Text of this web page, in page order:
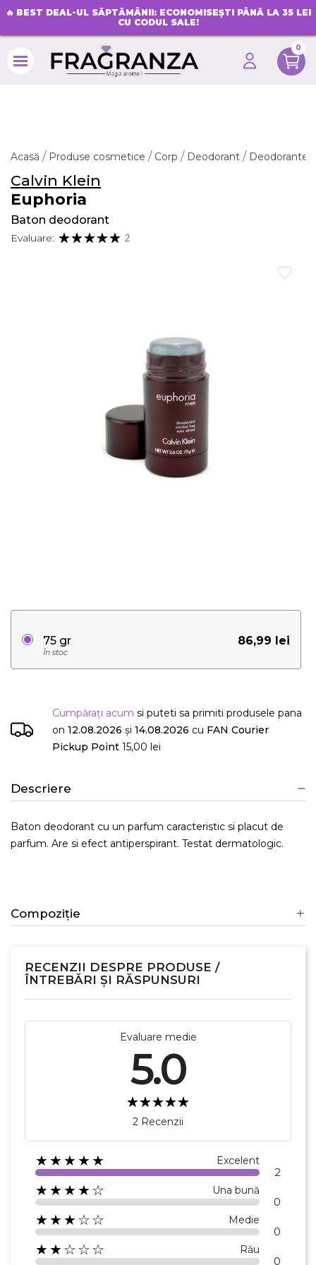
🔥 BEST DEAL-UL SĂPTĂMÂNII: ECONOMISEȘTI PÂNĂ LA 35 LEI
CU CODUL SALE!
0
Acasă Produse cosmetice Corp Deodorant Deodorante
Calvin Klein
Euphoria
Baton deodorant
Evaluare: 2
86,99 lei
75 gr
În stoc
Cumpărați acum si puteti sa primiti produsele pana
on 12.08.2026 și 14.08.2026 cu FAN Courier
Pickup Point 15,00 lei
Descriere
Baton deodorant cu un parfum caracteristic si placut de
parfum. Are si efect antiperspirant. Testat dermatologic.
Compoziție
RECENZII DESPRE PRODUSE /
ÎNTREBĂRI ȘI RĂSPUNSURI
Evaluare medie
5.0
2 Recenzii
★★★★★ Excelent
2
★★★★☆ Una bună
0
★★★☆☆ Medie
0
★★☆☆☆ Rău
0